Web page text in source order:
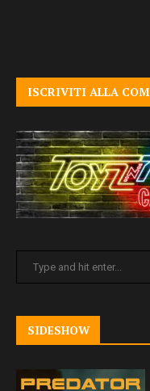
ISCRIVITI ALLA
SIDESHOW